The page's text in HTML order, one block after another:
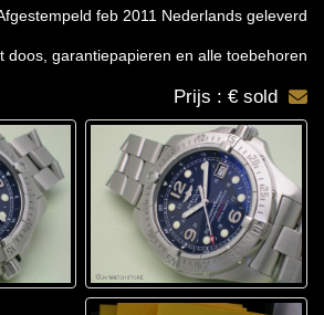
feb 2011 Nederlands geleverd
doos, garantiepapieren en alle toebehoren
Prijs : € sold